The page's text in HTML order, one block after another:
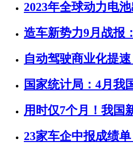
2023年全球动力电
造车新势力9月战报
自动驾驶商业化提
国家统计局：4月我
用时仅7个月！我国
23家车企中报成绩